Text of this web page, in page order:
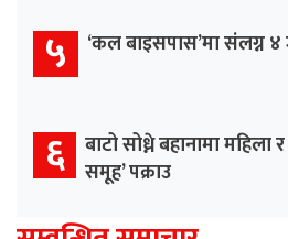
५ ‘कल बाइसपास’मा संलग्न ४
६ बाटो सोध्ने बहानामा महिला
समूह’ पक्राउ